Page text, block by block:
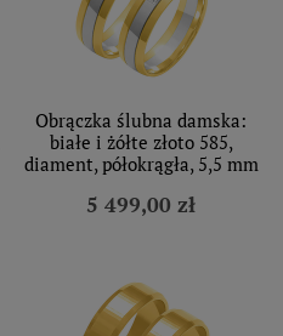
Obrączka ślubna damska:
białe i żółte złoto 585,
diament, półokrągła, 5,5 mm
5 499,00 zł